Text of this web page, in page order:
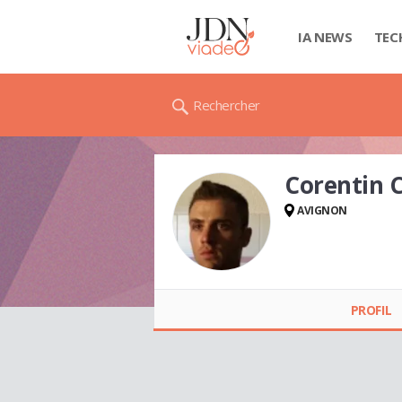
IA NEWS
Rechercher
COLEMARD
Corentin
AVIGNON
PROFIL